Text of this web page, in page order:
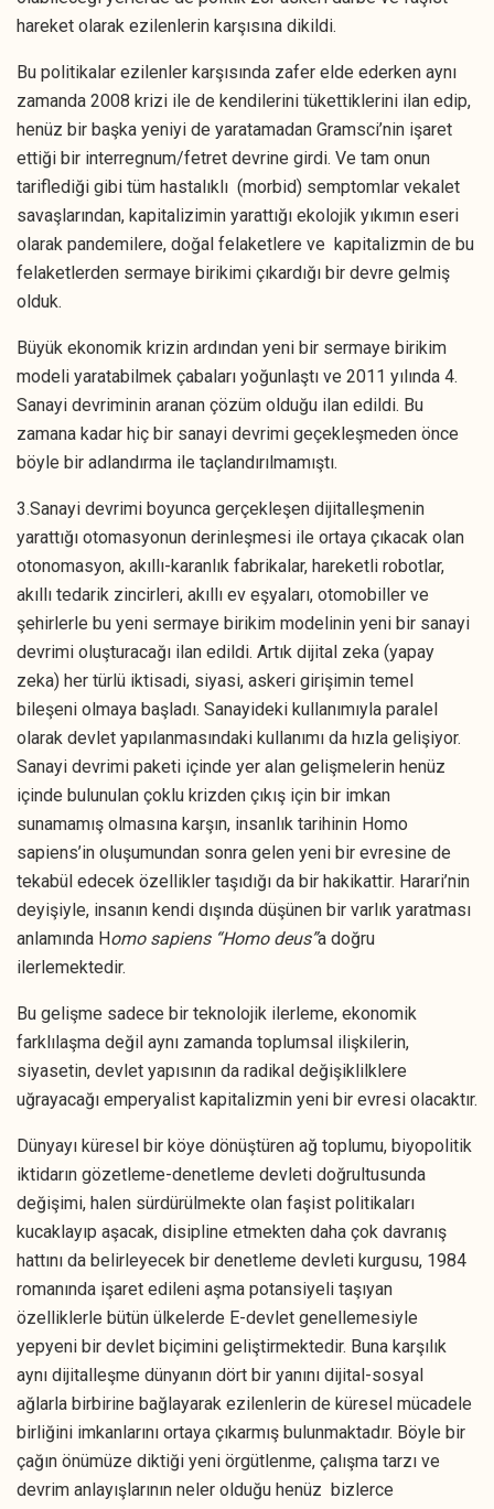
hareket olarak ezilenlerin karşısına dikildi.
Bu politikalar ezilenler karşısında zafer elde ederken aynı
zamanda 2008 krizi ile de kendilerini tükettiklerini ilan edip,
henüz bir başka yeniyi de yaratamadan Gramsci’nin işaret
ettiği bir interregnum/fetret devrine girdi. Ve tam onun
tariflediği gibi tüm hastalıklı (morbid) semptomlar vekalet
savaşlarından, kapitalizimin yarattığı ekolojik yıkımın eseri
olarak pandemilere, doğal felaketlere ve kapitalizmin de bu
felaketlerden sermaye birikimi çıkardığı bir devre gelmiş
olduk.
Büyük ekonomik krizin ardından yeni bir sermaye birikim
modeli yaratabilmek çabaları yoğunlaştı ve 2011 yılında 4.
Sanayi devriminin aranan çözüm olduğu ilan edildi. Bu
zamana kadar hiç bir sanayi devrimi geçekleşmeden önce
böyle bir adlandırma ile taçlandırılmamıştı.
3.Sanayi devrimi boyunca gerçekleşen dijitalleşmenin
yarattığı otomasyonun derinleşmesi ile ortaya çıkacak olan
otonomasyon, akıllı-karanlık fabrikalar, hareketli robotlar,
akıllı tedarik zincirleri, akıllı ev eşyaları, otomobiller ve
şehirlerle bu yeni sermaye birikim modelinin yeni bir sanayi
devrimi oluşturacağı ilan edildi. Artık dijital zeka (yapay
zeka) her türlü iktisadi, siyasi, askeri girişimin temel
bileşeni olmaya başladı. Sanayideki kullanımıyla paralel
olarak devlet yapılanmasındaki kullanımı da hızla gelişiyor.
Sanayi devrimi paketi içinde yer alan gelişmelerin henüz
içinde bulunulan çoklu krizden çıkış için bir imkan
sunamamış olmasına karşın, insanlık tarihinin Homo
sapiens’in oluşumundan sonra gelen yeni bir evresine de
tekabül edecek özellikler taşıdığı da bir hakikattir. Harari’nin
deyişiyle, insanın kendi dışında düşünen bir varlık yaratması
anlamında Homo sapiens “Homo deus”a doğru
ilerlemektedir.
Bu gelişme sadece bir teknolojik ilerleme, ekonomik
farklılaşma değil aynı zamanda toplumsal ilişkilerin,
siyasetin, devlet yapısının da radikal değişiklilklere
uğrayacağı emperyalist kapitalizmin yeni bir evresi olacaktır.
Dünyayı küresel bir köye dönüştüren ağ toplumu, biyopolitik
iktidarın gözetleme-denetleme devleti doğrultusunda
değişimi, halen sürdürülmekte olan faşist politikaları
kucaklayıp aşacak, disipline etmekten daha çok davranış
hattını da belirleyecek bir denetleme devleti kurgusu, 1984
romanında işaret edileni aşma potansiyeli taşıyan
özelliklerle bütün ülkelerde E-devlet genellemesiyle
yepyeni bir devlet biçimini geliştirmektedir. Buna karşılık
aynı dijitalleşme dünyanın dört bir yanını dijital-sosyal
ağlarla birbirine bağlayarak ezilenlerin de küresel mücadele
birliğini imkanlarını ortaya çıkarmış bulunmaktadır. Böyle bir
çağın önümüze diktiği yeni örgütlenme, çalışma tarzı ve
devrim anlayışlarının neler olduğu henüz bizlerce